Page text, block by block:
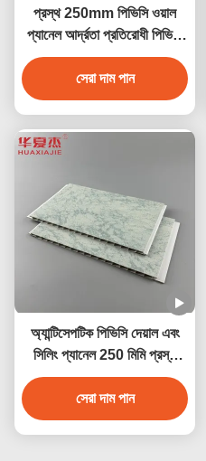
প্রস্থ 250mm পিভিসি ওয়াল
প্যানেল আর্দ্রতা প্রতিরোধী পিভিসি
সিলিং প্যানেল 250mmx5mm
সেরা দাম পান
অ্যান্টিসেপটিক পিভিসি দেয়াল এবং
সিলিং প্যানেল 250 মিমি প্রস্থ
জলরোধী অ্যান্টিকোরোসিভ
সেরা দাম পান